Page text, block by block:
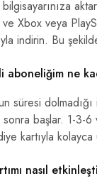
ve Xbox veya
indirin. Bu
aboneliğim ne
süresi
başlar. 1-3-
kartıyla kolayca
nasıl